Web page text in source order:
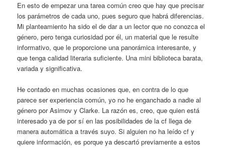
En esto de empezar una tarea común creo que hay que precisar
los parámetros de cada uno, pues seguro que habrá diferencias.
Mi planteamiento ha sido el de dar a un lector que no conozca el
género, pero tenga curiosidad por él, un material que le resulte
informativo, que le proporcione una panorámica interesante, y
que tenga calidad literaria suficiente. Una mini biblioteca barata,
variada y significativa.
He contado en muchas ocasiones que, en contra de lo que
parece ser experiencia común, yo no he enganchado a nadie al
género por Asimov y Clarke. La razón es, creo, que quien está
interesado ya de por sí en las posibilidades de la cf llega de
manera automática a través suyo. Si alguien no ha leído cf y
quiere información, es porque ya descartó previamente a estos